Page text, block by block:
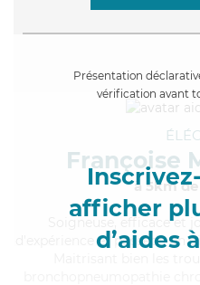
Présentation
vérification avant
afficher
d’aides
Françoise
à 5km
, efficace et
d'expérience et possède un